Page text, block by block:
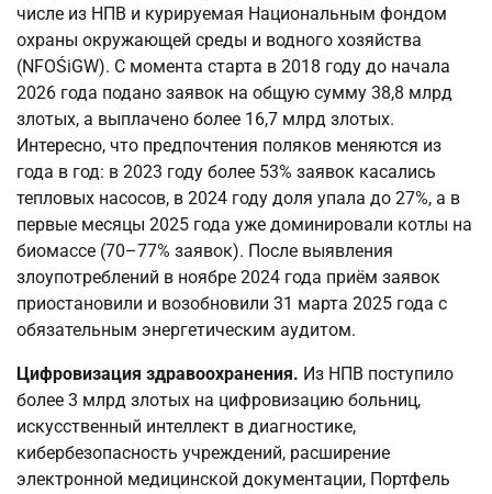
числе из НПВ и курируемая Национальным фондом
охраны окружающей среды и водного хозяйства
(NFOŚiGW). С момента старта в 2018 году до начала
2026 года подано заявок на общую сумму 38,8 млрд
злотых, а выплачено более 16,7 млрд злотых.
Интересно, что предпочтения поляков меняются из
года в год: в 2023 году более 53% заявок касались
тепловых насосов, в 2024 году доля упала до 27%, а в
первые месяцы 2025 года уже доминировали котлы на
биомассе (70–77% заявок). После выявления
злоупотреблений в ноябре 2024 года приём заявок
приостановили и возобновили 31 марта 2025 года с
обязательным энергетическим аудитом.
Цифровизация здравоохранения. Из НПВ поступило
более 3 млрд злотых на цифровизацию больниц,
искусственный интеллект в диагностике,
кибербезопасность учреждений, расширение
электронной медицинской документации, Портфель